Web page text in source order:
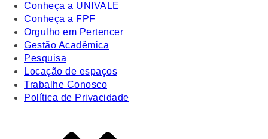
Conheça a UNIVALE
Conheça a FPF
Orgulho em Pertencer
Gestão Acadêmica
Pesquisa
Locação de espaços
Trabalhe Conosco
Política de Privacidade